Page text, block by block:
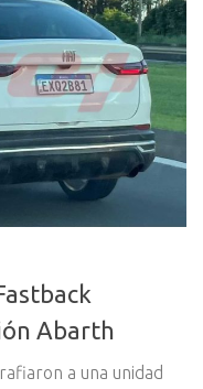
Abarth
a una unidad